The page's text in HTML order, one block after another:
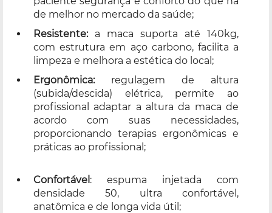
de melhor no mercado da saúde;
Resistente: a maca suporta até 140kg,
com estrutura em aço carbono, facilita a
limpeza e melhora a estética do local;
Ergonômica: regulagem de altura
(subida/descida) elétrica, permite ao
profissional adaptar a altura da maca de
acordo com suas necessidades,
proporcionando terapias ergonômicas e
práticas ao profissional;
Confortável : espuma injetada com
densidade 50, ultra confortável,
anatômica e de longa vida útil;